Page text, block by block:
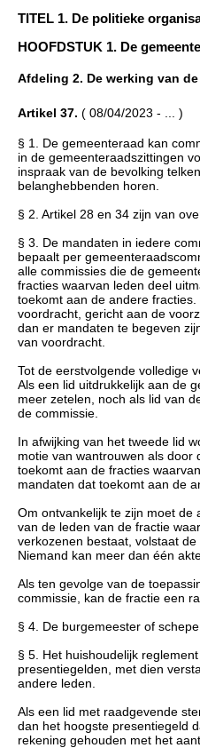
TITEL 1. De politieke
HOOFDSTUK 1. De
Afdeling 2. De werking van
Artikel 37. ( 08/04/2023 - ... )
§ 1. De gemeenteraad kan
in de gemeenteraadszittingen
inspraak van de bevolking
belanghebbenden horen.
§ 2. Artikel 28 en 34 zijn van
§ 3. De mandaten in iedere
bepaalt per
alle commissies die de
fracties waarvan leden deel
toekomt aan de andere
voordracht, gericht aan de
dan er mandaten te begeven
van voordracht.
Tot de eerstvolgende volledige
Als een lid uitdrukkelijk aan de
meer zetelen, noch als lid van
de commissie.
In afwijking van het tweede lid
motie van wantrouwen als door
toekomt aan de fracties
mandaten dat toekomt aan de
Om ontvankelijk te zijn moet
van de leden van de fractie
verkozenen bestaat, volstaat
Niemand kan meer dan één
Als ten gevolge van de
commissie, kan de fractie een
§ 4. De burgemeester of
§ 5. Het huishoudelijk
presentiegelden, met dien
andere leden.
Als een lid met raadgevende
dan het hoogste presentiegeld
rekening gehouden met het